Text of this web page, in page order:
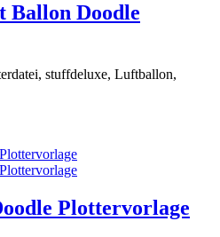
Ballon Doodle
stuffdeluxe, Luftballon,
Plottervorlage